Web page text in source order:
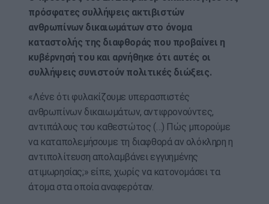
πρόσφατες συλλήψεις ακτιβιστών
ανθρωπίνων δικαιωμάτων στο όνομα
καταστολής της διαφθοράς που προβαίνει η
κυβέρνησή του και αρνήθηκε ότι αυτές οι
συλλήψεις συνιστούν πολιτικές διώξεις.
«Λένε ότι φυλακίζουμε υπερασπιστές
ανθρωπίνων δικαιωμάτων, αντιφρονούντες,
αντιπάλους του καθεστώτος (…) Πώς μπορούμε
να καταπολεμήσουμε τη διαφθορά αν ολόκληρη η
αντιπολίτευση απολαμβάνει εγγυημένης
ατιμωρησίας;» είπε, χωρίς να κατονομάσει τα
άτομα στα οποία αναφερόταν.